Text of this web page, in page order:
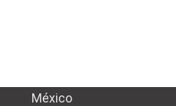
México